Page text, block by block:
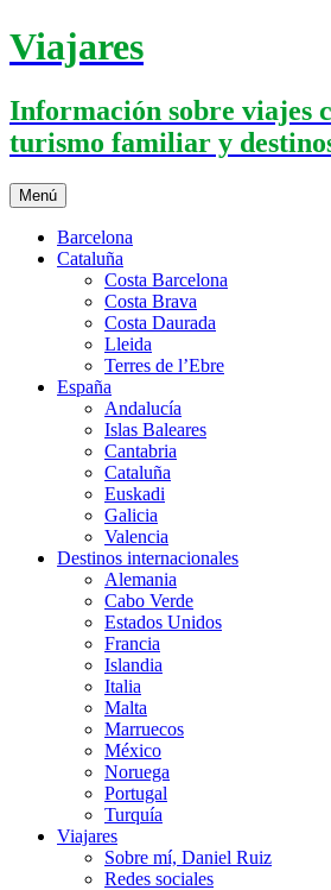
Saltar
al
Viajares
Información sobre viajes
turismo familiar y
Menú
Barcelona
Cataluña
Costa Barcelona
Costa Brava
Costa Daurada
Lleida
Terres de l’Ebre
España
Andalucía
Islas Baleares
Cantabria
Cataluña
Euskadi
Galicia
Valencia
Destinos internacionales
Alemania
Cabo Verde
Estados Unidos
Francia
Islandia
Italia
Malta
Marruecos
México
Noruega
Portugal
Turquía
Viajares
Sobre mí, Daniel Ruiz
Redes sociales